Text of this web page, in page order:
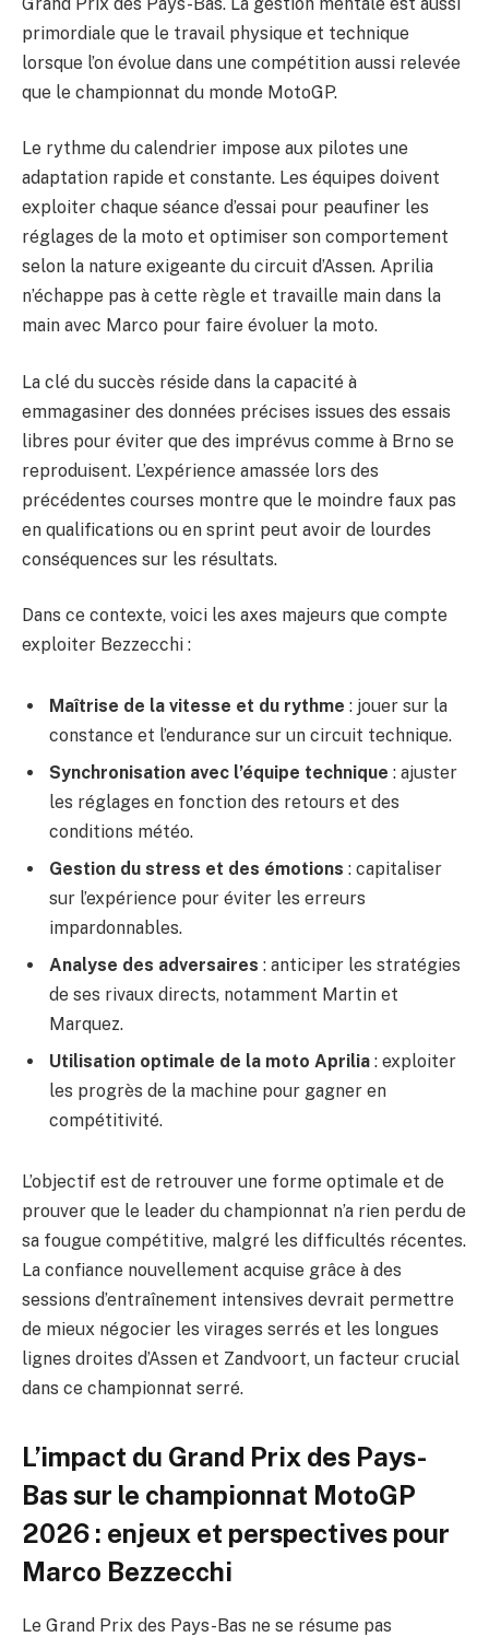
primordiale que le travail physique et technique
lorsque l’on évolue dans une compétition aussi relevée
que le championnat du monde MotoGP.
Le rythme du calendrier impose aux pilotes une
adaptation rapide et constante. Les équipes doivent
exploiter chaque séance d’essai pour peaufiner les
réglages de la moto et optimiser son comportement
selon la nature exigeante du circuit d’Assen. Aprilia
n’échappe pas à cette règle et travaille main dans la
main avec Marco pour faire évoluer la moto.
La clé du succès réside dans la capacité à
emmagasiner des données précises issues des essais
libres pour éviter que des imprévus comme à Brno se
reproduisent. L’expérience amassée lors des
précédentes courses montre que le moindre faux pas
en qualifications ou en sprint peut avoir de lourdes
conséquences sur les résultats.
Dans ce contexte, voici les axes majeurs que compte
exploiter Bezzecchi :
Maîtrise de la vitesse et du rythme : jouer sur la
constance et l’endurance sur un circuit technique.
Synchronisation avec l’équipe technique : ajuster
les réglages en fonction des retours et des
conditions météo.
Gestion du stress et des émotions : capitaliser
sur l’expérience pour éviter les erreurs
impardonnables.
Analyse des adversaires : anticiper les stratégies
de ses rivaux directs, notamment Martin et
Marquez.
Utilisation optimale de la moto Aprilia : exploiter
les progrès de la machine pour gagner en
compétitivité.
L’objectif est de retrouver une forme optimale et de
prouver que le leader du championnat n’a rien perdu de
sa fougue compétitive, malgré les difficultés récentes.
La confiance nouvellement acquise grâce à des
sessions d’entraînement intensives devrait permettre
de mieux négocier les virages serrés et les longues
lignes droites d’Assen et Zandvoort, un facteur crucial
dans ce championnat serré.
L’impact du Grand Prix des Pays-
Bas sur le championnat MotoGP
2026 : enjeux et perspectives pour
Marco Bezzecchi
Le Grand Prix des Pays-Bas ne se résume pas